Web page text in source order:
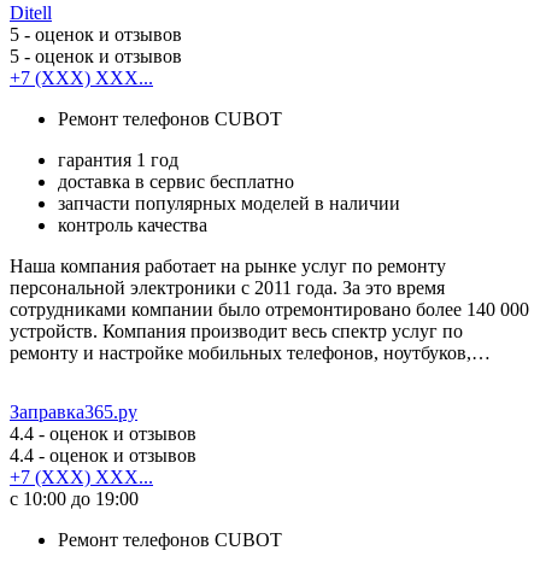
Ditell
5 - оценок и отзывов
5 - оценок и отзывов
+7 (XXX) XXX...
Ремонт телефонов CUBOT
гарантия 1 год
доставка в сервис бесплатно
запчасти популярных моделей в наличии
контроль качества
Наша компания работает на рынке услуг по ремонту
персональной электроники с 2011 года. За это время
сотрудниками компании было отремонтировано более 140 000
устройств. Компания производит весь спектр услуг по
ремонту и настройке мобильных телефонов, ноутбуков,…
Заправка365.ру
4.4 - оценок и отзывов
4.4 - оценок и отзывов
+7 (XXX) XXX...
с 10:00 до 19:00
Ремонт телефонов CUBOT